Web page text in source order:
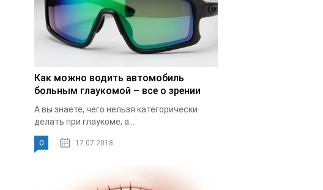
Как можно водить автомобиль
больным глаукомой – все о зрении
А вы знаете, чего нельзя категорически
делать при глаукоме, а...
0 17.07.2018